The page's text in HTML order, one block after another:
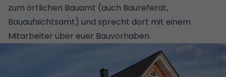
zum örtlichen Bauamt (auch Baureferat,
Bauaufsichtsamt) und sprecht dort mit einem
Mitarbeiter über euer Bauvorhaben.